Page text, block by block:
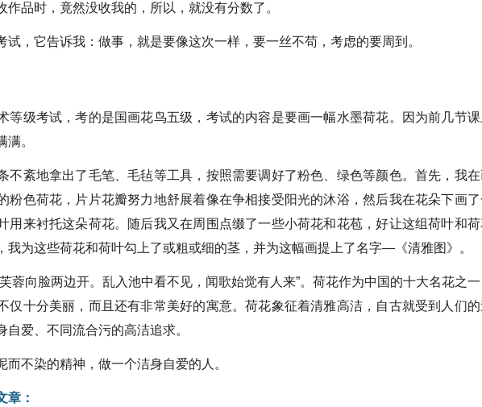
品时，竟然没收我的，所以，就没有分数了。
它告诉我：做事，就是要像这次一样，要一丝不苟，考虑的要周到。
级考试，考的是国画花鸟五级，考试的内容是要画一幅水墨荷花。因为前几节
。
紊地拿出了毛笔、毛毡等工具，按照需要调好了粉色、绿色等颜色。首先，我
粉色荷花，片片花瓣努力地舒展着像在争相接受阳光的沐浴，然后我在花朵下画
用来衬托这朵荷花。随后我又在周围点缀了一些小荷花和花苞，好让这组荷叶和
我为这些荷花和荷叶勾上了或粗或细的茎，并为这幅画提上了名字—《清雅图》。
向脸两边开。乱入池中看不见，闻歌始觉有人来”。荷花作为中国的十大名花之
仅十分美丽，而且还有非常美好的寓意。荷花象征着清雅高洁，自古就受到人们
爱、不同流合污的高洁追求。
不染的精神，做一个洁身自爱的人。
章：